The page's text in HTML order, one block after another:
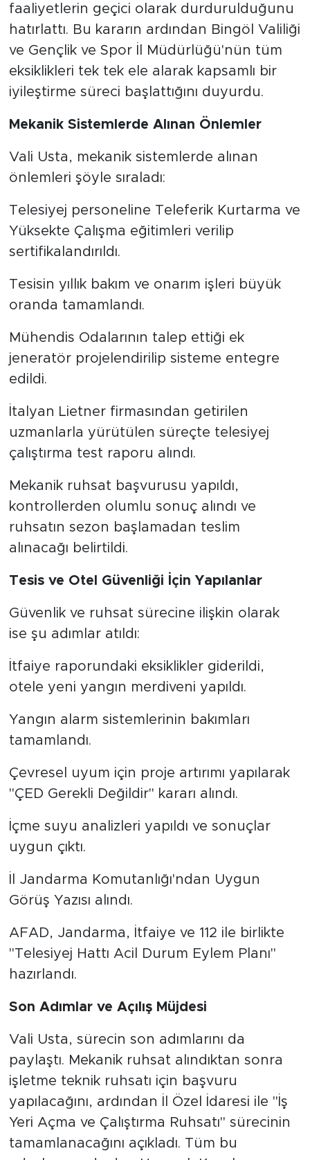
faaliyetlerin geçici olarak durdurulduğunu
hatırlattı. Bu kararın ardından Bingöl Valiliği
ve Gençlik ve Spor İl Müdürlüğü'nün tüm
eksiklikleri tek tek ele alarak kapsamlı bir
iyileştirme süreci başlattığını duyurdu.
Mekanik Sistemlerde Alınan Önlemler
Vali Usta, mekanik sistemlerde alınan
önlemleri şöyle sıraladı:
Telesiyej personeline Teleferik Kurtarma ve
Yüksekte Çalışma eğitimleri verilip
sertifikalandırıldı.
Tesisin yıllık bakım ve onarım işleri büyük
oranda tamamlandı.
Mühendis Odalarının talep ettiği ek
jeneratör projelendirilip sisteme entegre
edildi.
İtalyan Lietner firmasından getirilen
uzmanlarla yürütülen süreçte telesiyej
çalıştırma test raporu alındı.
Mekanik ruhsat başvurusu yapıldı,
kontrollerden olumlu sonuç alındı ve
ruhsatın sezon başlamadan teslim
alınacağı belirtildi.
Tesis ve Otel Güvenliği İçin Yapılanlar
Güvenlik ve ruhsat sürecine ilişkin olarak
ise şu adımlar atıldı:
İtfaiye raporundaki eksiklikler giderildi,
otele yeni yangın merdiveni yapıldı.
Yangın alarm sistemlerinin bakımları
tamamlandı.
Çevresel uyum için proje artırımı yapılarak
"ÇED Gerekli Değildir" kararı alındı.
İçme suyu analizleri yapıldı ve sonuçlar
uygun çıktı.
İl Jandarma Komutanlığı'ndan Uygun
Görüş Yazısı alındı.
AFAD, Jandarma, İtfaiye ve 112 ile birlikte
"Telesiyej Hattı Acil Durum Eylem Planı"
hazırlandı.
Son Adımlar ve Açılış Müjdesi
Vali Usta, sürecin son adımlarını da
paylaştı. Mekanik ruhsat alındıktan sonra
işletme teknik ruhsatı için başvuru
yapılacağını, ardından İl Özel İdaresi ile "İş
Yeri Açma ve Çalıştırma Ruhsatı" sürecinin
tamamlanacağını açıkladı. Tüm bu